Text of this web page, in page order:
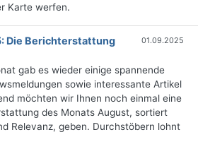
Karte werfen.
Die Bericht­erstattung
01.09.2025
gab es wieder einige spannende
sowie interessante Artikel
möchten wir Ihnen noch einmal eine
des Monats August, sortiert
Relevanz, geben. Durchstöbern lohnt